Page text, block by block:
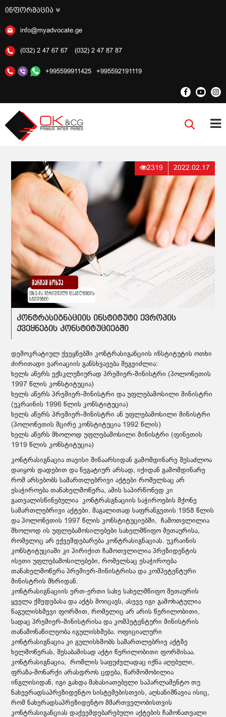
ინფორმაცია
info@myadvocate.ge
(032) 2 47 67 67 (032) 2 47 87 87
+995599911425 +995592191119
2319 2022.02.17
კონტრასიგნაციის ინსტიტუტი ევროპის
ქვეყნების კონსტიტუციებში
დემოკრატიულ ქვეყნებში კონტრასიგანციის ინსტიტუტის ოთხი
ძირითადი ვარიაციის განსხვავება შეგვიძლია:
ხელს აწერს ექსკლუზიურად პრემიერ-მინისტრი (პოლონეთის
1997 წლის კონსტიტუცია)
ხელს აწერს პრემიერ-მინისტრი და უფლებამოსილი მინისტრი
(უკრაინის 1996 წლის კონსტიტუცია)
ხელს აწერს პრემიერ-მინისტრი ან უფლებამოსილი მინისტრი
(პოლონეთის მცირე კონსტიტუცია 1992 წლის)
ხელს აწერს მხოლოდ უფლებამოსილი მინისტრი (ფინეთის
1919 წლის კონსტიტუცია)
კონტრასიგნაცია თავისი შინაარსიდან გამომდინარე შესაძლოა
დაიყოს დადებით და ნეგატიურ არსად, იქიდან გამომდინარე
რომ არსებობს სამართლებრივი აქტები რომელსაც არ
ესაჭიროება თანახელმოწერა, ამის საპირწონედ კი
გათვალისწინებულია კონტრასგნაციის საჭიროების მქონე
სამართლებრივი აქტები. მაგალითად საფრანგეთის 1958 წლის
და პოლონეთის 1997 წლის კონსტიტუციებში, ჩამოთვლილია
მხოლოდ ის უფლებამოსილებები სახელმწიფო მეთაურისა,
რომელიც არ ექვემდებარება კონტრასიგნაციას. უკრაინის
კონსტიტუციაში კი პირიქით ჩამოთვლილია პრეზიდენტის
ისეთი უფლებამოსილებები, რომელსაც ესაჭიროება
თანახელმოწერა პრემიერ-მინისტრისა და კომპეტენტური
მინისტრის მხრიდან.
კონტრასიგნაციის ერთ-ერთი სახე სახელმწიფო მეთაურის
ყველა ქმედებასა და აქტს მოიცავს, ასევე იგი გამოხატულია
ნაგულისხმევი ფორმით, რომელიც არ არის წერილობითი,
სადაც პრემიერ-მინისტრისა და კომპეტენტური მინისტრის
თანამონაწილეობა იგულისხმება. ოფიციალური
კონტრასიგნაცია კი გულისხმობს სამართლებრივ აქტზე
ხელმოწერას, შესაბამისად აქტი წერილობითი ფორმისაა.
კონტრასიგნაცია, რომლის საფუძვლადაც იქნა აღებული,
ფრაზა-მონარქი არასდროს ცდება, წარმოშობილია
ინგლისიდან, იგი გახდა მახასიათებელი საპარლამენტო თუ
ნახევრადსაპრეზიდენტო სისტემებისთვის, აღსანიშნავია ისიც,
რომ ნახერადსაპრეზიდენტო მმართველობისთვის
კონტრასიგანციას დაქვემდებარებული აქტების ჩამონათვალი